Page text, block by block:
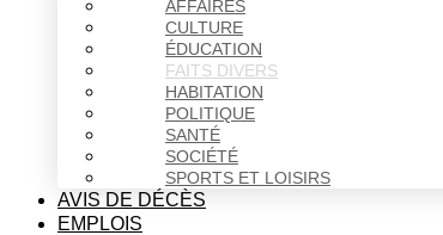
AFFAIRES
CULTURE
ÉDUCATION
FAITS DIVERS
HABITATION
POLITIQUE
SANTÉ
SOCIÉTÉ
SPORTS ET LOISIRS
AVIS DE DÉCÈS
EMPLOIS